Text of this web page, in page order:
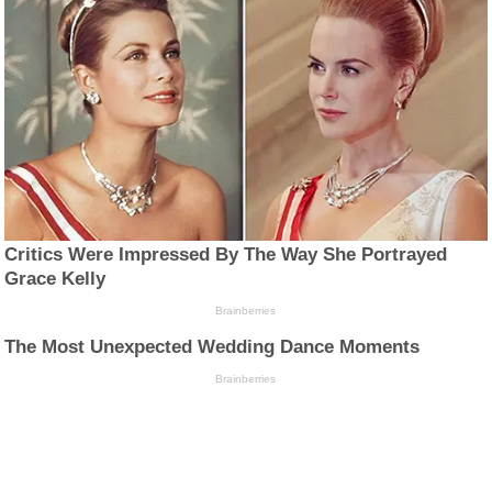
Critics Were Impressed By The Way She Portrayed
Grace Kelly
Brainberries
The Most Unexpected Wedding Dance Moments
Brainberries